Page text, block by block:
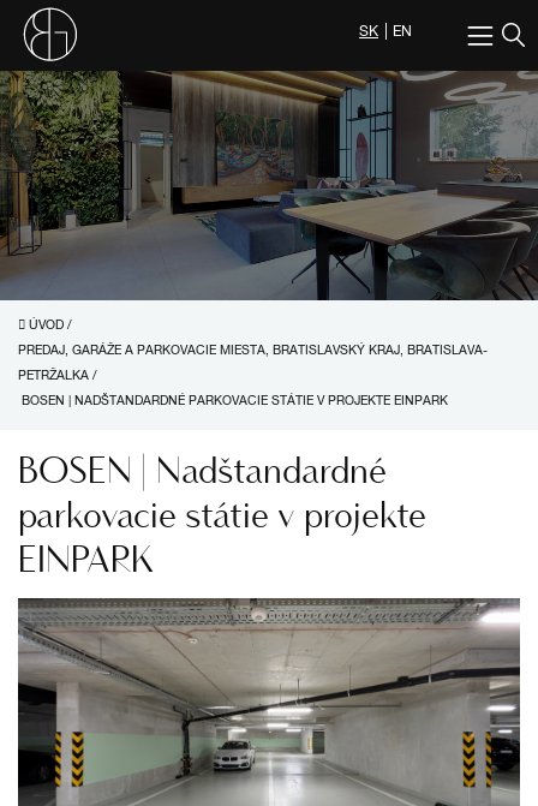
SK EN
ÚVOD /
PREDAJ, GARÁŽE A PARKOVACIE MIESTA, BRATISLAVSKÝ KRAJ, BRATISLAVA-
PETRŽALKA /
BOSEN | NADŠTANDARDNÉ PARKOVACIE STÁTIE V PROJEKTE EINPARK
BOSEN | Nadštandardné
parkovacie státie v projekte
EINPARK